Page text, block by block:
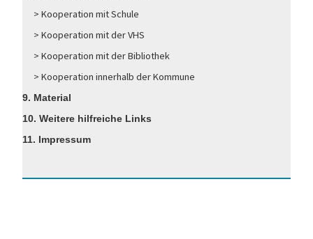
> Kooperation mit Schule
> Kooperation mit der VHS
> Kooperation mit der Bibliothek
> Kooperation innerhalb der Kommune
9. Material
10. Weitere hilfreiche Links
11. Impressum